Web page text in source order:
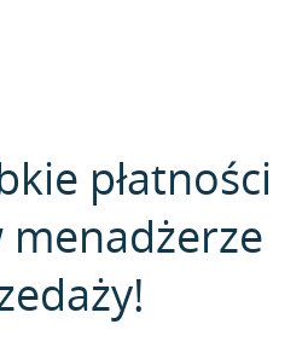
płatności
menadżerze